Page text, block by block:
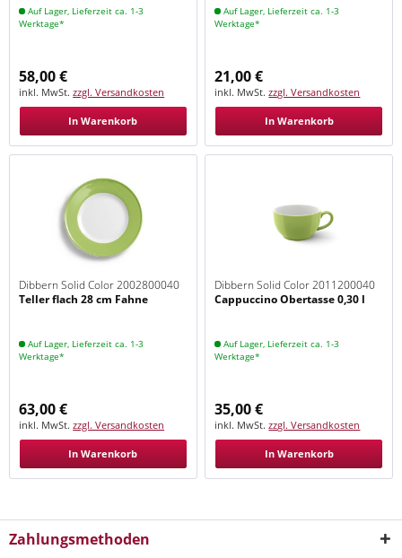
Auf Lager, Lieferzeit ca. 1-3
Werktage*
58,00 €
inkl. MwSt.zzgl. Versandkosten
In Warenkorb
Auf Lager, Lieferzeit ca. 1-3
Werktage*
21,00 €
inkl. MwSt.zzgl. Versandkosten
In Warenkorb
Dibbern Solid Color 2002800040
Maigrün
Teller flach 28 cm Fahne
Auf Lager, Lieferzeit ca. 1-3
Werktage*
63,00 €
inkl. MwSt.zzgl. Versandkosten
In Warenkorb
Dibbern Solid Color 2011200040
Maigrün
Cappuccino Obertasse 0,30 l
Auf Lager, Lieferzeit ca. 1-3
Werktage*
35,00 €
inkl. MwSt.zzgl. Versandkosten
In Warenkorb
Zahlungsmethoden